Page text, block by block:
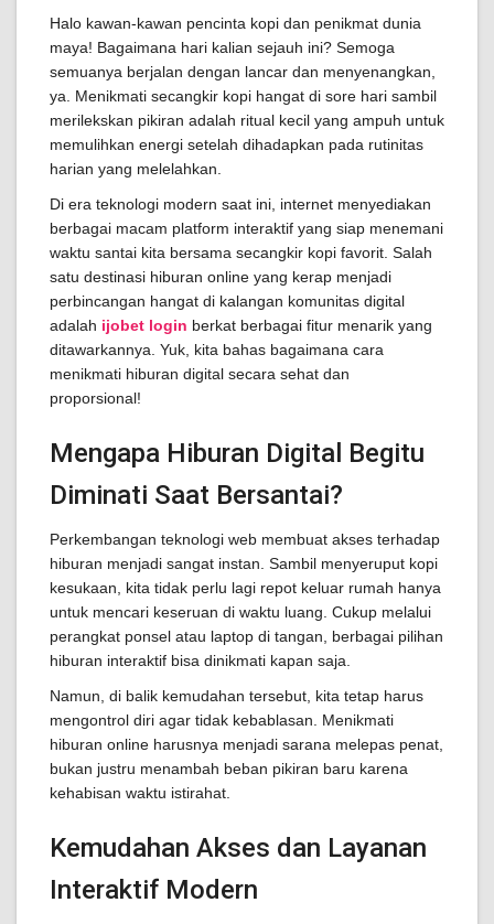
Halo kawan-kawan pencinta kopi dan penikmat dunia
maya! Bagaimana hari kalian sejauh ini? Semoga
semuanya berjalan dengan lancar dan menyenangkan,
ya. Menikmati secangkir kopi hangat di sore hari sambil
merilekskan pikiran adalah ritual kecil yang ampuh untuk
memulihkan energi setelah dihadapkan pada rutinitas
harian yang melelahkan.
Di era teknologi modern saat ini, internet menyediakan
berbagai macam platform interaktif yang siap menemani
waktu santai kita bersama secangkir kopi favorit. Salah
satu destinasi hiburan online yang kerap menjadi
perbincangan hangat di kalangan komunitas digital
adalah ijobet login berkat berbagai fitur menarik yang
ditawarkannya. Yuk, kita bahas bagaimana cara
menikmati hiburan digital secara sehat dan
proporsional!
Mengapa Hiburan Digital Begitu
Diminati Saat Bersantai?
Perkembangan teknologi web membuat akses terhadap
hiburan menjadi sangat instan. Sambil menyeruput kopi
kesukaan, kita tidak perlu lagi repot keluar rumah hanya
untuk mencari keseruan di waktu luang. Cukup melalui
perangkat ponsel atau laptop di tangan, berbagai pilihan
hiburan interaktif bisa dinikmati kapan saja.
Namun, di balik kemudahan tersebut, kita tetap harus
mengontrol diri agar tidak kebablasan. Menikmati
hiburan online harusnya menjadi sarana melepas penat,
bukan justru menambah beban pikiran baru karena
kehabisan waktu istirahat.
Kemudahan Akses dan Layanan
Interaktif Modern